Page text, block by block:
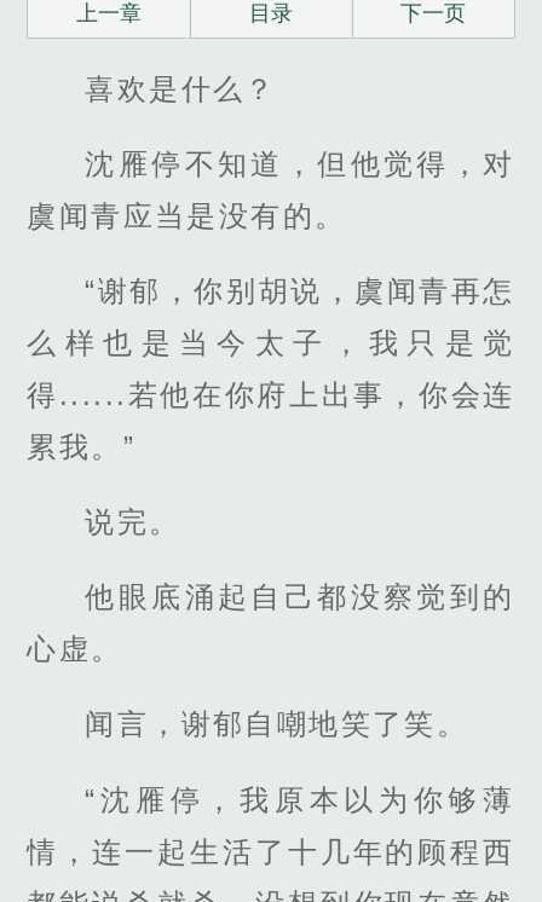
上一章 目录 下一页
喜欢是什么？
沈雁停不知道，但他觉得，对
虞闻青应当是没有的。
“谢郁，你别胡说，虞闻青再怎
么样也是当今太子，我只是觉
得......若他在你府上出事，你会连
累我。”
说完。
他眼底涌起自己都没察觉到的
心虚。
闻言，谢郁自嘲地笑了笑。
“沈雁停，我原本以为你够薄
情，连一起生活了十几年的顾程西